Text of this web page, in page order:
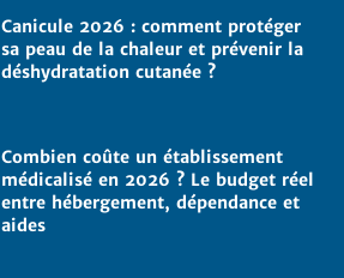
Canicule 2026 : comment protéger
sa peau de la chaleur et prévenir la
déshydratation cutanée ?
Combien coûte un établissement
médicalisé en 2026 ? Le budget réel
entre hébergement, dépendance et
aides